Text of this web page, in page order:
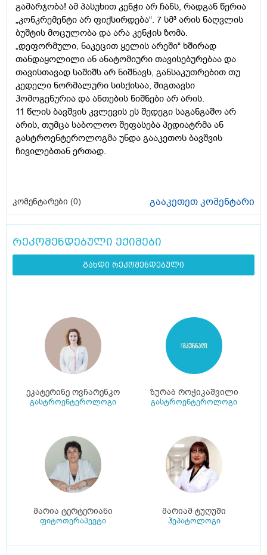
გამარჯობა! ამ პასუხით კენჭი არ ჩანს, რადგან წერია
„კონკრემენტი არ ფიქსირდება“. 7 სმ³ არის ნაღვლის
ბუშტის მოცულობა და არა კენჭის ზომა.
„დეფორმული, ნაკეცით ყელის არეში“ ხშირად
თანდაყოლილი ან ანატომიური თავისებურებაა და
თავისთავად საშიშს არ ნიშნავს, განსაკუთრებით თუ
კედელი ნორმალური სისქისაა, შიგთავსი
ჰომოგენურია და ანთების ნიშნები არ არის.
11 წლის ბავშვის კვლევის ეს შედეგი საგანგაშო არ
არის, თუმცა საბოლოო შეფასება პედიატრმა ან
გასტროენტეროლოგმა უნდა გააკეთოს ბავშვის
ჩივილებთან ერთად.
კომენტარები (0) გააკეთეთ კომენტარი
რეკომენდებული ექიმები
გახდი რეკომენდებული
ეკატერინე ოვჩარენკო
გასტროენტეროლოგი
ზურაბ როჭიკაშვილი
გასტროენტეროლოგი
მარია ტერტერიანი
ფიტოთერაპევტი
მარიამ ტუღუში
ჰეპატოლოგი